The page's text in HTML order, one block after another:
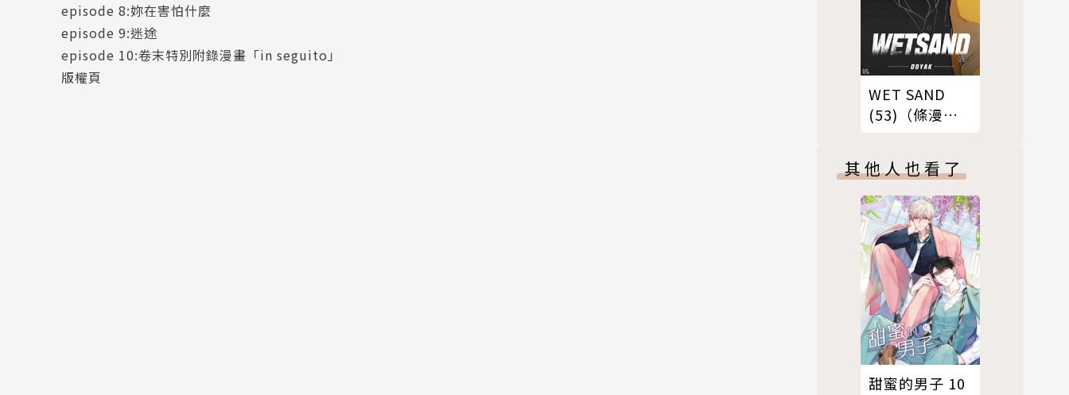
episode 8:妳在害怕什麼
episode 9:迷途
episode 10:卷末特別附錄漫畫「in seguito」
版權頁
WET SAND
(53)（條漫
其他人也看了
甜蜜的男子 10